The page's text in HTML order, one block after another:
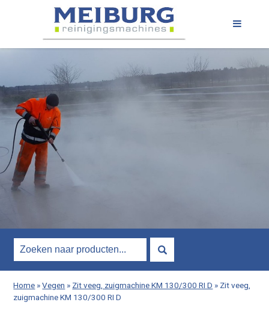
Home»Vegen»Zit veeg, zuigmachine KM 130/300 RI D» Zit veeg,
zuigmachine KM 130/300 RI D